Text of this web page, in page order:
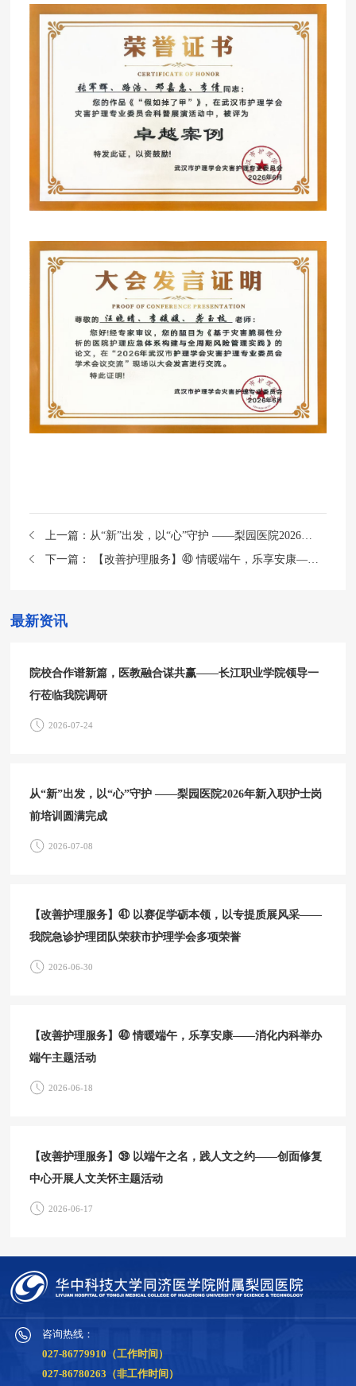
上一篇：
从“新”出发，以“心”守护 ——梨园医院2026年新入职护士岗前培训圆满完成
【改善护理服务】㊵ 情暖端午，乐享安康——消化内科举办端午主题活动
下一篇：
最新资讯
院校合作谱新篇，医教融合谋共赢——长江职业学院领导一
行莅临我院调研
2026-07-24
从“新”出发，以“心”守护 ——梨园医院2026年新入职护士岗
前培训圆满完成
2026-07-08
【改善护理服务】㊶ 以赛促学砺本领，以专提质展风采——
我院急诊护理团队荣获市护理学会多项荣誉
2026-06-30
【改善护理服务】㊵ 情暖端午，乐享安康——消化内科举办
端午主题活动
2026-06-18
【改善护理服务】㊴ 以端午之名，践人文之约——创面修复
中心开展人文关怀主题活动
2026-06-17
咨询热线：
027-86779910（工作时间）
027-86780263（非工作时间）